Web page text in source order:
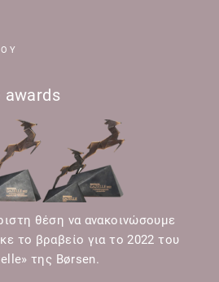
awards
θέση να ανακοινώσουμε
το βραβείο για το 2022 του
της Børsen.